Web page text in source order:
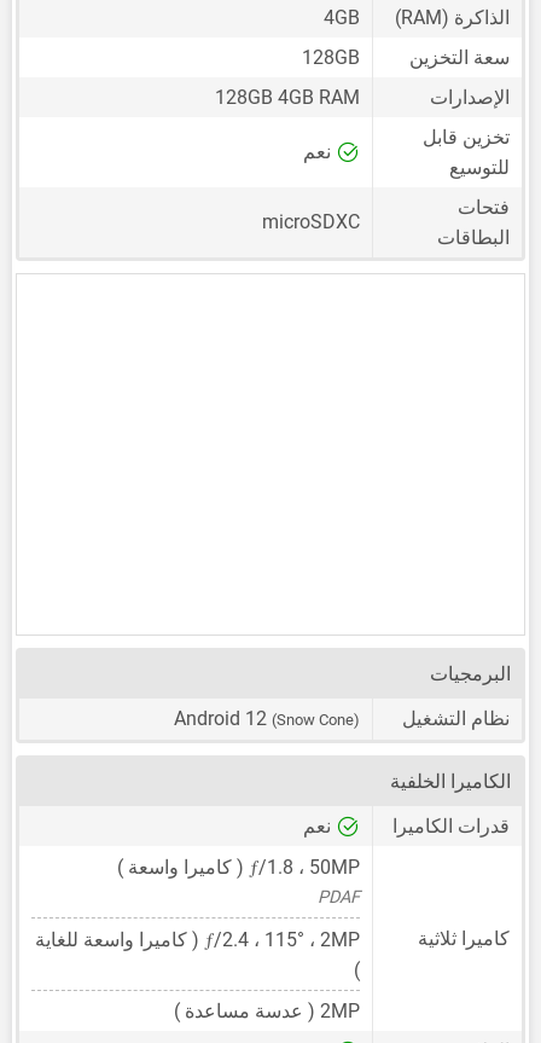
الذاكرة (RAM)
4GB
سعة التخزين
128GB
الإصدارات
128GB 4GB RAM
تخزين قابل
للتوسيع
نعم
فتحات
البطاقات
microSDXC
البرمجيات
نظام التشغيل
Android 12 (Snow Cone)
الكاميرا الخلفية
قدرات الكاميرا
نعم
كاميرا ثلاثية
50MP ، ƒ/1.8 ( كاميرا واسعة )
PDAF
2MP ، ƒ /2.4 ، 115° ( كاميرا واسعة للغاية
)
2MP ( عدسة مساعدة )